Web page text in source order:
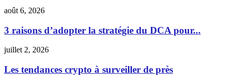
août 6, 2026
3 raisons d’adopter la stratégie du DCA pour...
juillet 2, 2026
Les tendances crypto à surveiller de près